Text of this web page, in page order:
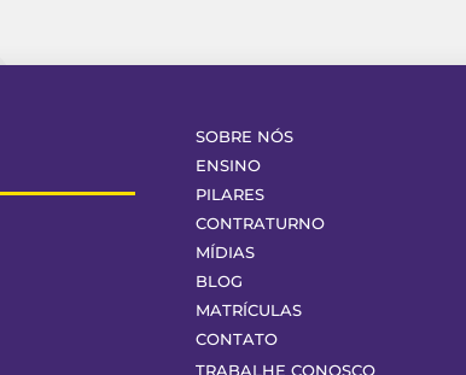
SOBRE NÓS
ENSINO
PILARES
CONTRATURNO
MÍDIAS
BLOG
MATRÍCULAS
CONTATO
TRABALHE CONOSCO